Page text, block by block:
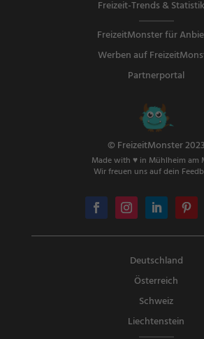
Freizeit-Trends &
FreizeitMonster für
Werben auf
Partnerportal
© FreizeitMonster 2023
Made with ♥ in Mühlheim am
Wir freuen uns auf dein
Deutschland
Österreich
Schweiz
Liechtenstein